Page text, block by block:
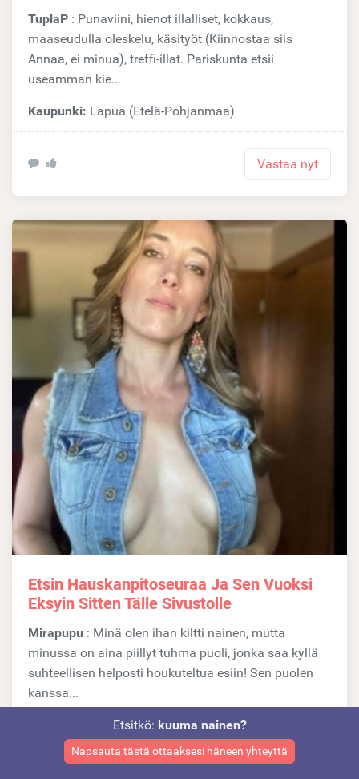
TuplaP : Punaviini, hienot illalliset, kokkaus,
maaseudulla oleskelu, käsityöt (Kiinnostaa siis
Annaa, ei minua), treffi-illat. Pariskunta etsii
useamman kie...
Kaupunki: Lapua (Etelä-Pohjanmaa)
Vastaa nyt
Etsin Hauskanpitoseuraa Ja Sen Vuoksi
Eksyin Sitten Tälle Sivustolle
Mirapupu : Minä olen ihan kiltti nainen, mutta
minussa on aina piillyt tuhma puoli, jonka saa kyllä
suhteellisen helposti houkuteltua esiin! Sen puolen
kanssa...
Pietarsaari (Pohjanmaa)
Etsitkö: kuuma nainen?
Napsauta tästä ottaaksesi häneen yhteyttä